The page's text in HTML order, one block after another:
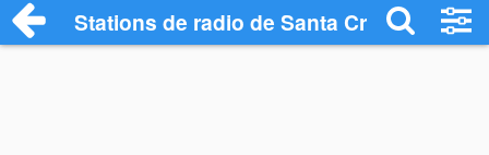
Stations de radio de Santa Cruz de